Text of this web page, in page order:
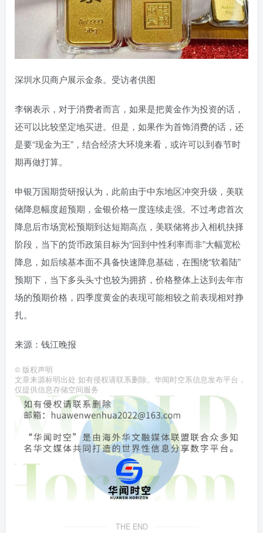
深圳水贝商户展示金条。受访者供图
李钢表示，对于消费者而言，如果是把黄金作为投资的话，
还可以比较坚定地买进。但是，如果作为首饰消费的话，还
是要“现金为王”，结合经济大环境来看，或许可以到春节时
期再做打算。
申银万国期货研报认为，此前由于中东地区冲突升级，美联
储降息幅度超预期，金银价格一度连续走强。不过考虑首次
降息后市场宽松预期到达短期高点，美联储将步入相机抉择
阶段，当下的货币政策目标为“回到中性利率而非”大幅宽松
降息，如后续基本面不具备快速降息基础，在围绕“软着陆”
预期下，当下多头头寸也较为拥挤，价格整体上达到去年市
场的预期价格，四季度黄金的表现可能相较之前表现相对挣
扎。
来源：钱江晚报
© 版权声明
文章来源标明出处 如有侵权请联系删除。华闻时空系信息发布平台，
仅提供信息存储空间服务
THE END